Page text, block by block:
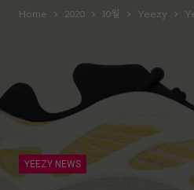
Home 2020 10월 Yeezy
YEEZY NEWS